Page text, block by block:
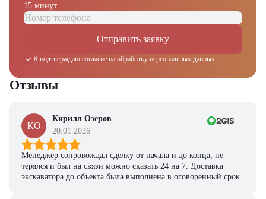
15 минут
Отправить заявку
Я подтверждаю согласие на обработку персональных данных
Отзывы
КО
Кирилл Озеров
20.01.2026
Менеджер сопровождал сделку от начала и до конца, не
терялся и был на связи можно сказать 24 на 7. Доставка
экскаватора до объекта была выполнена в оговоренный срок.